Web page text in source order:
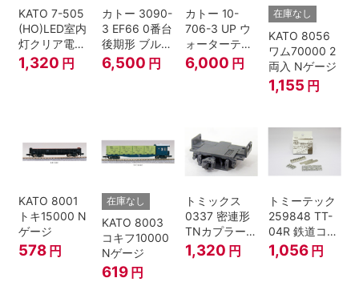
KATO 7-505
(HO)LED室内
灯クリア電球
色
1,320 円
カトー 3090-
3 EF66 0番台
後期形 ブルー
トレイン牽引
機
6,500 円
カトー 10-
706-3 UP ウ
ォーターテン
ダー 2両入
6,000 円
在庫なし
KATO 8056
ワム70000 2
両入 Nゲージ
1,155 円
KATO 8001
トキ15000 N
ゲージ
578 円
在庫なし
KATO 8003
コキフ10000
Nゲージ
619 円
トミックス
0337 密連形
TNカプラー
(6個入・SPタ
イプ)
1,320 円
トミーテック
259848 TT-
04R 鉄道コレ
クション
1,056 円